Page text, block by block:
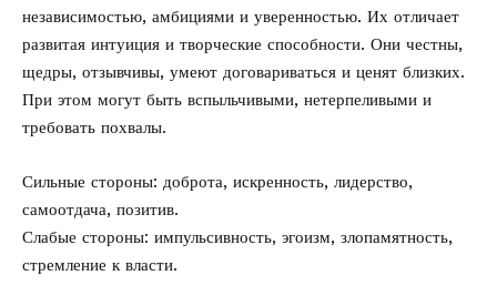
независимостью, амбициями и уверенностью. Их отличает
развитая интуиция и творческие способности. Они честны,
щедры, отзывчивы, умеют договариваться и ценят близких.
При этом могут быть вспыльчивыми, нетерпеливыми и
требовать похвалы.
Сильные стороны: доброта, искренность, лидерство,
самоотдача, позитив.
Слабые стороны: импульсивность, эгоизм, злопамятность,
стремление к власти.